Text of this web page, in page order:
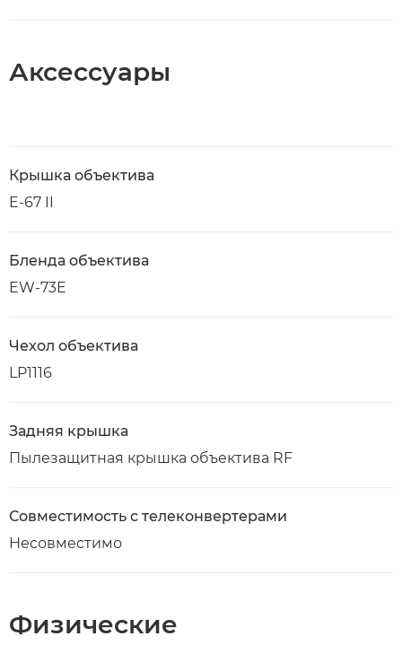
Аксессуары
Крышка объектива
E-67 II
Бленда объектива
EW-73E
Чехол объектива
LP1116
Задняя крышка
Пылезащитная крышка объектива RF
Совместимость с телеконвертерами
Несовместимо
Физические